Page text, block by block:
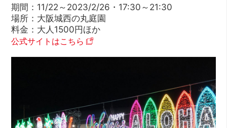
期間：11/22～2023/2/26・17:30～21:30
場所：大阪城西の丸庭園
料金：大人1500円ほか
公式サイトはこちら